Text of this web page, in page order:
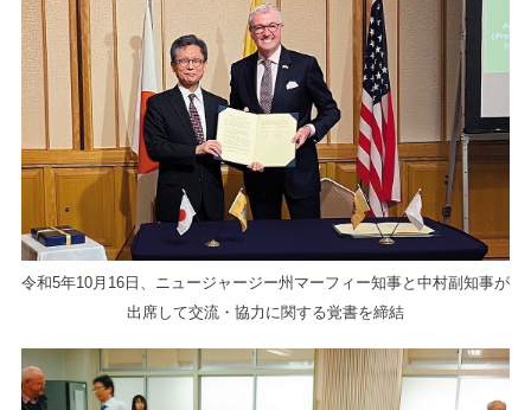
令和5年10月16日、ニュージャージー州マーフィー知事と中村副知事が
出席して交流・協力に関する覚書を締結